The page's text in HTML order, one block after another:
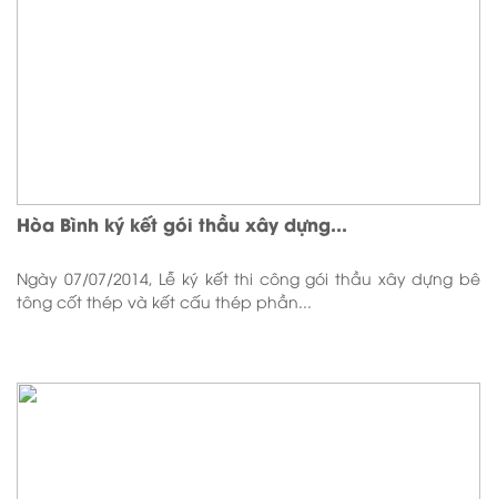
Hòa Bình ký kết gói thầu xây dựng...
Ngày 07/07/2014, Lễ ký kết thi công gói thầu xây dựng bê
tông cốt thép và kết cấu thép phần...